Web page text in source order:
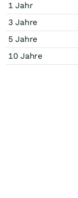
1 Jahr
3 Jahre
5 Jahre
10 Jahre